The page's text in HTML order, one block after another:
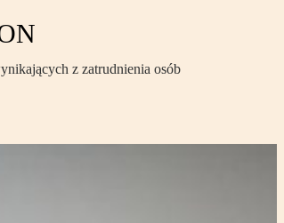
z zatrudnienia osób